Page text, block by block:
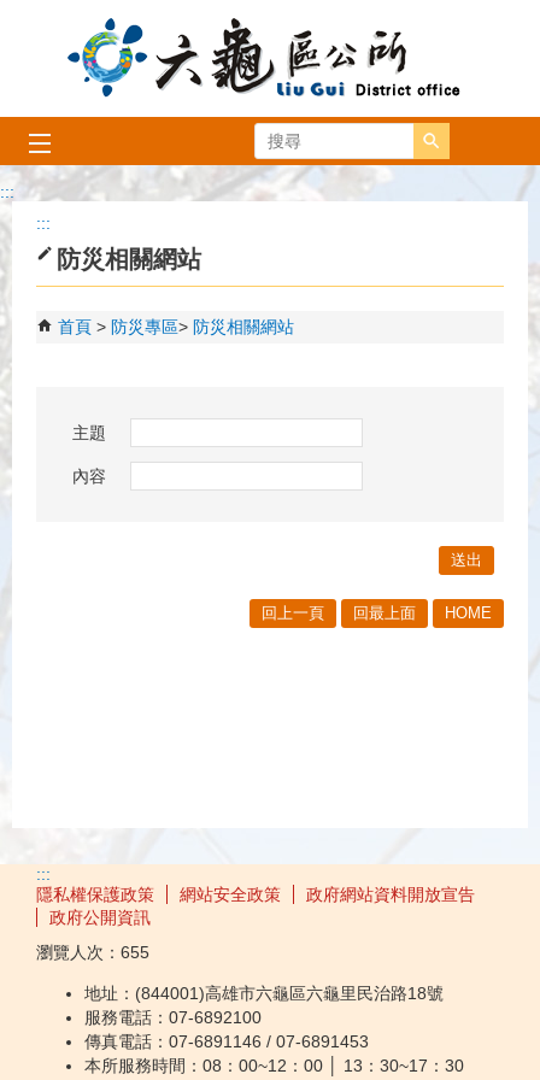
跳到主要內容區塊
搜尋
:::
:::
防災相關網站
首頁 防災專區 防災相關網站
主題
內容
回上一頁 回最上面 HOME
:::
隱私權保護政策
網站安全政策
政府網站資料開放宣告
政府公開資訊
瀏覽人次： 655
地址：(844001)高雄市六龜區六龜里民治路18號
服務電話：07-6892100
傳真電話：07-6891146 / 07-6891453
本所服務時間：08：00~12：00 │ 13：30~17：30